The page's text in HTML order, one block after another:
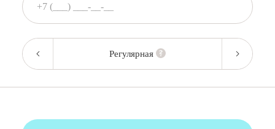
Регулярная